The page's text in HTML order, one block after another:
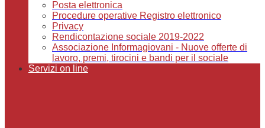
Posta elettronica
Procedure operative Registro elettronico
Privacy
Rendicontazione sociale 2019-2022
Associazione Informagiovani - Nuove offerte di
lavoro, premi, tirocini e bandi per il sociale
Servizi on line